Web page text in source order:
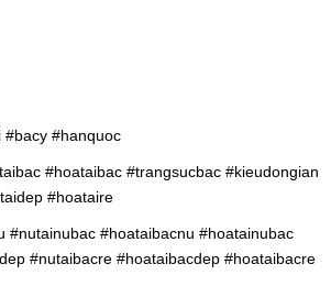
#bacy #hanquoc
#hoataibac #trangsucbac #kieudongian
#hoataire
#nutainubac #hoataibacnu #hoatainubac
#nutaibacre #hoataibacdep #hoataibacre